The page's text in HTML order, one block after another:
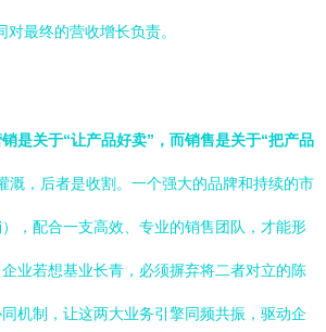
对最终的营收增长负责。
是关于“让产品好卖”，而销售是关于“把产品
溉，后者是收割。一个强大的品牌和持续的市
，配合一支高效、专业的销售团队，才能形
业若想基业长青，必须摒弃将二者对立的陈
机制，让这两大业务引擎同频共振，驱动企